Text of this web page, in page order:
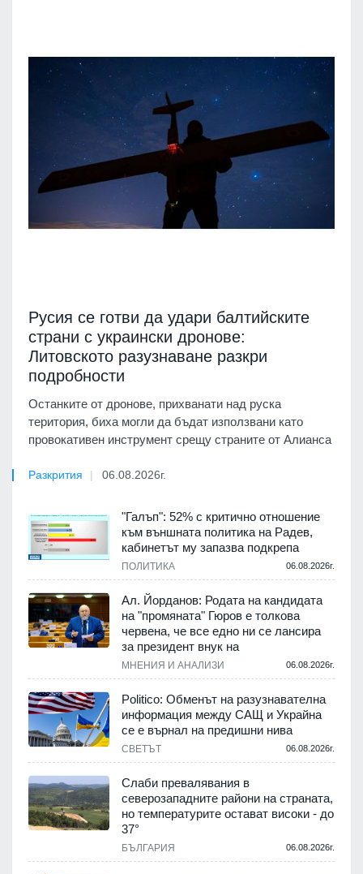
Русия се готви да удари балтийските
страни с украински дронове:
Литовското разузнаване разкри
подробности
Останките от дронове, прихванати над руска
територия, биха могли да бъдат използвани като
провокативен инструмент срещу страните от Алианса
Разкрития 06.08.2026г.
"Галъп": 52% с критично отношение
към външната политика на Радев,
кабинетът му запазва подкрепа
ПОЛИТИКА 06.08.2026г.
Ал. Йорданов: Родата на кандидата
на "промяната" Гюров е толкова
червена, че все едно ни се лансира
за президент внук на
МНЕНИЯ И АНАЛИЗИ 06.08.2026г.
Politico: Обменът на разузнавателна
информация между САЩ и Украйна
се е върнал на предишни нива
СВЕТЪТ 06.08.2026г.
Слаби превалявания в
северозападните райони на страната,
но температурите остават високи - до
37°
БЪЛГАРИЯ 06.08.2026г.